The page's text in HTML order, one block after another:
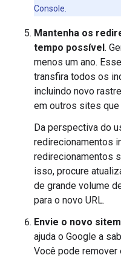
Console.
Mantenha os
tempo possível.
menos um ano.
transfira todos os
incluindo novo
em outros sites que
Da perspectiva do
redirecionamentos
redirecionamentos
isso, procure
de grande volume
para o novo URL.
Envie o novo
ajuda o Google a
Você pode